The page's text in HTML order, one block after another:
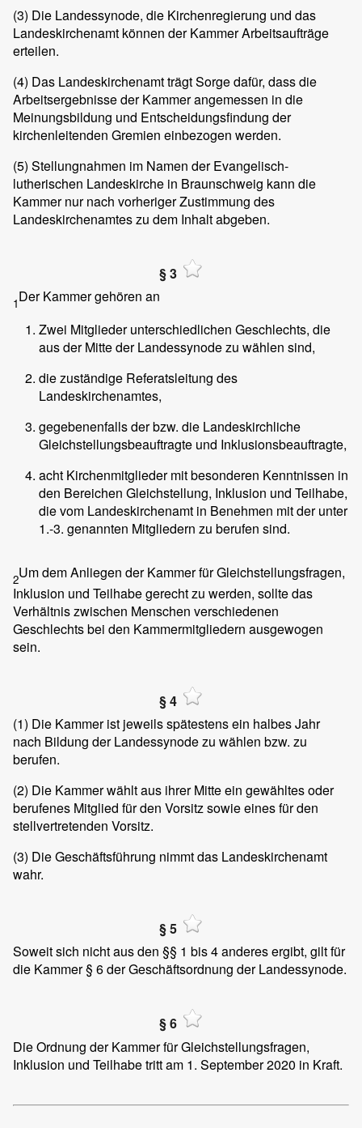
(3) Die Landessynode, die Kirchenregierung und das
Landeskirchenamt können der Kammer Arbeitsaufträge
erteilen.
(4) Das Landeskirchenamt trägt Sorge dafür, dass die
Arbeitsergebnisse der Kammer angemessen in die
Meinungsbildung und Entscheidungsfindung der
kirchenleitenden Gremien einbezogen werden.
(5) Stellungnahmen im Namen der Evangelisch-
lutherischen Landeskirche in Braunschweig kann die
Kammer nur nach vorheriger Zustimmung des
Landeskirchenamtes zu dem Inhalt abgeben.
§ 3
1Der Kammer gehören an
Zwei Mitglieder unterschiedlichen Geschlechts, die
aus der Mitte der Landessynode zu wählen sind,
die zuständige Referatsleitung des
Landeskirchenamtes,
gegebenenfalls der bzw. die Landeskirchliche
Gleichstellungsbeauftragte und Inklusionsbeauftragte,
acht Kirchenmitglieder mit besonderen Kenntnissen in
den Bereichen Gleichstellung, Inklusion und Teilhabe,
die vom Landeskirchenamt in Benehmen mit der unter
1.-3. genannten Mitgliedern zu berufen sind.
2Um dem Anliegen der Kammer für Gleichstellungsfragen,
Inklusion und Teilhabe gerecht zu werden, sollte das
Verhältnis zwischen Menschen verschiedenen
Geschlechts bei den Kammermitgliedern ausgewogen
sein.
§ 4
(1) Die Kammer ist jeweils spätestens ein halbes Jahr
nach Bildung der Landessynode zu wählen bzw. zu
berufen.
(2) Die Kammer wählt aus ihrer Mitte ein gewähltes oder
berufenes Mitglied für den Vorsitz sowie eines für den
stellvertretenden Vorsitz.
(3) Die Geschäftsführung nimmt das Landeskirchenamt
wahr.
§ 5
Soweit sich nicht aus den §§ 1 bis 4 anderes ergibt, gilt für
die Kammer § 6 der Geschäftsordnung der Landessynode.
§ 6
Die Ordnung der Kammer für Gleichstellungsfragen,
Inklusion und Teilhabe tritt am 1. September 2020 in Kraft.